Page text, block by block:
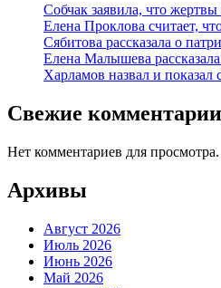
Собчак заявила, что
Елена Проклова считает,
Сябитова рассказала о
Елена Малышева
Харламов назвал и
Свежие комментарии
Нет комментариев для просмотра.
Архивы
Август 2026
Июль 2026
Июнь 2026
Май 2026